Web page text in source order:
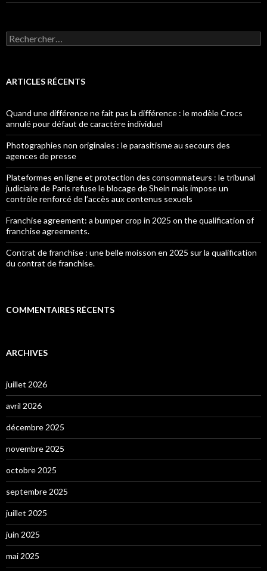
Rechercher :
ARTICLES RÉCENTS
Quand une différence ne fait pas la différence : le modèle Crocs
annulé pour défaut de caractère individuel
Photographies non originales : le parasitisme au secours des
agences de presse
Plateformes en ligne et protection des consommateurs : le tribunal
judiciaire de Paris refuse le blocage de Shein mais impose un
contrôle renforcé de l’accès aux contenus sexuels
Franchise agreement: a bumper crop in 2025 on the qualification of
franchise agreements.
Contrat de franchise : une belle moisson en 2025 sur la qualification
du contrat de franchise.
COMMENTAIRES RÉCENTS
ARCHIVES
juillet 2026
avril 2026
décembre 2025
novembre 2025
octobre 2025
septembre 2025
juillet 2025
juin 2025
mai 2025